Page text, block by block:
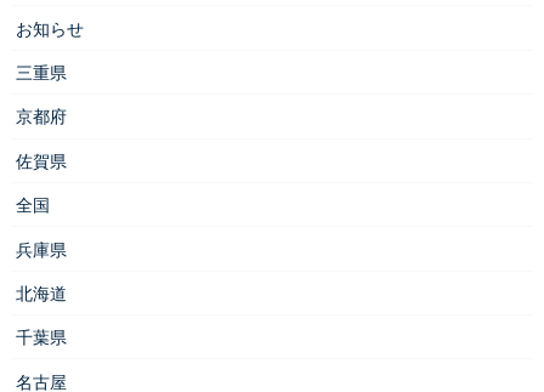
お知らせ
三重県
京都府
佐賀県
全国
兵庫県
北海道
千葉県
名古屋